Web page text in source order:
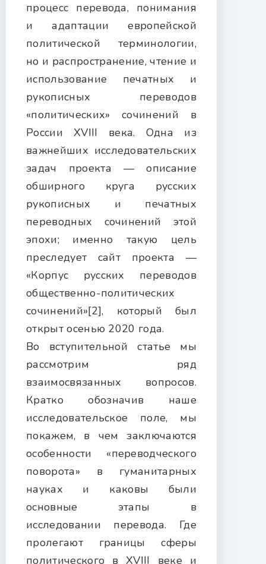
процесс перевода, понимания
и адаптации европейской
политической терминологии,
но и распространение, чтение и
использование печатных и
рукописных переводов
«политических» сочинений в
России XVIII века. Одна из
важнейших исследовательских
задач проекта — описание
обширного круга русских
рукописных и печатных
переводных сочинений этой
эпохи; именно такую цель
преследует сайт проекта —
«Корпус русских переводов
общественно-политических
сочинений»[2], который был
открыт осенью 2020 года.
Во вступительной статье мы
рассмотрим ряд
взаимосвязанных вопросов.
Кратко обозначив наше
исследовательское поле, мы
покажем, в чем заключаются
особенности «переводческого
поворота» в гуманитарных
науках и каковы были
основные этапы в
исследовании перевода. Где
пролегают границы сферы
политического в XVIII веке и